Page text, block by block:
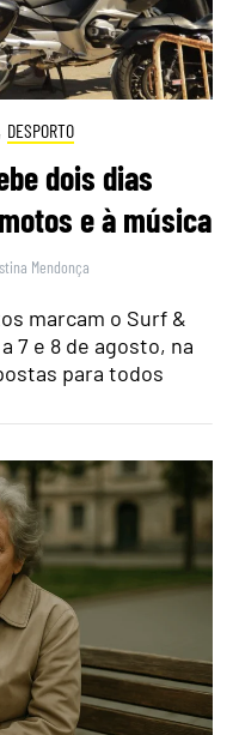
DESPORTO
dois dias
e à música
Mendonça
marcam o Surf &
7 e 8 de agosto, na
para todos